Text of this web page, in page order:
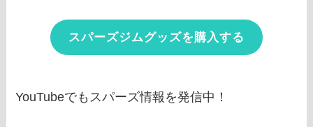
スパーズジムグッズを購入する
YouTubeでもスパーズ情報を発信中！